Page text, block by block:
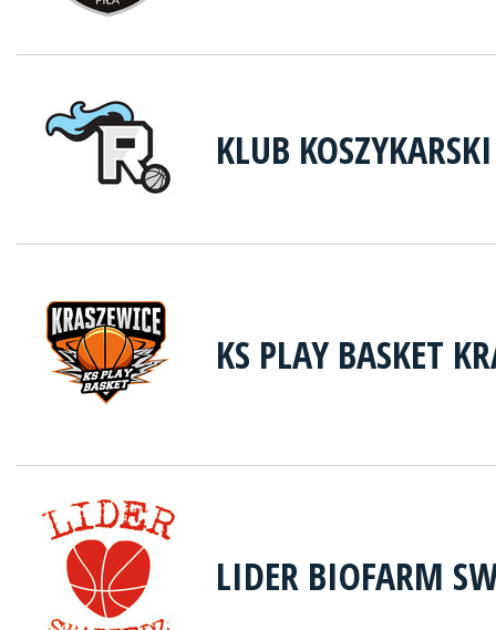
KLUB
KS PLAY BASKET
LIDER BIOFARM